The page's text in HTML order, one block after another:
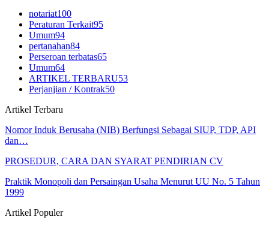
notariat100
Peraturan Terkait95
Umum94
pertanahan84
Perseroan terbatas65
Umum64
ARTIKEL TERBARU53
Perjanjian / Kontrak50
Artikel Terbaru
Nomor Induk Berusaha (NIB) Berfungsi Sebagai SIUP, TDP, API
dan…
PROSEDUR, CARA DAN SYARAT PENDIRIAN CV
Praktik Monopoli dan Persaingan Usaha Menurut UU No. 5 Tahun
1999
Artikel Populer